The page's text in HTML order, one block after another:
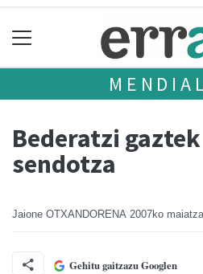
Bederatzi
sendotza
Jaione OTXANDORENA 2007ko
Gehitu gaitzazu Googlen